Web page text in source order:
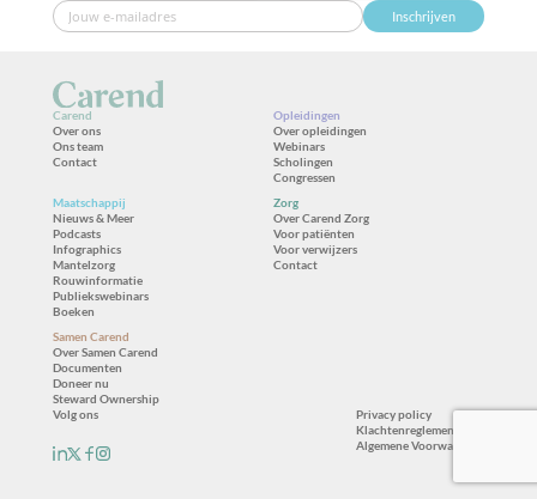
Inschrijven
Carend
Over ons
Ons team
Contact
Opleidingen
Over opleidingen
Webinars
Scholingen
Congressen
Maatschappij
Nieuws & Meer
Podcasts
Infographics
Mantelzorg
Rouwinformatie
Publiekswebinars
Boeken
Zorg
Over Carend Zorg
Voor patiënten
Voor verwijzers
Contact
Samen Carend
Over Samen Carend
Documenten
Doneer nu
Steward Ownership
Volg ons
Privacy policy
Klachtenreglement
Algemene Voorwaarden